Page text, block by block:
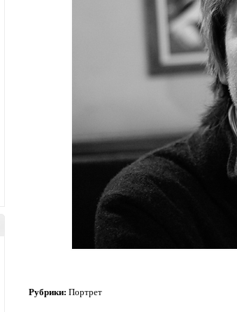
Рубрики: Портрет